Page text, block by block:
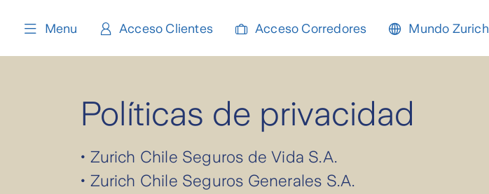
Menu Acceso Clientes Acceso Corredores Mundo Zurich
Políticas de privacidad
• Zurich Chile Seguros de Vida S.A.
• Zurich Chile Seguros Generales S.A.